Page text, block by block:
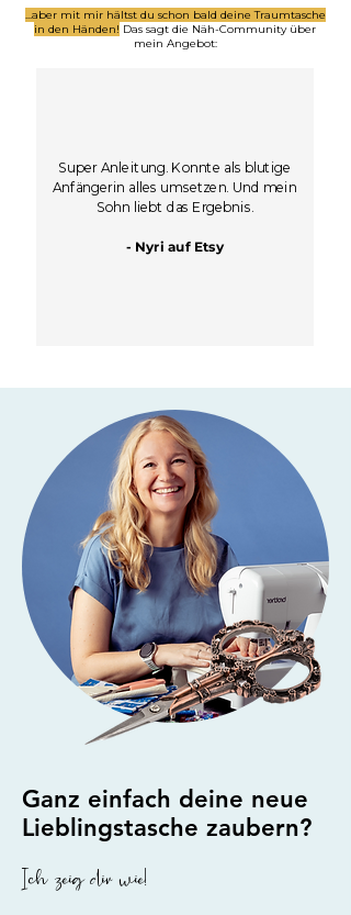
...aber mit mir hältst du schon bald deine Traumtasche
in den Händen! Das sagt die Näh-Community über
mein Angebot:
Super Anleitung. Konnte als blutige
Anfängerin alles umsetzen. Und mein
Sohn liebt das Ergebnis.
- Nyri auf Etsy
Ganz einfach deine neue
Lieblingstasche zaubern?
Ich zeig dir wie!